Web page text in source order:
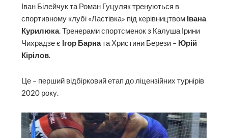
Іван Білейчук та Роман Гуцуляк тренуються в
спортивному клубі «Ластівка» під керівництвом Івана
Курилюка. Тренерами спортсменок з Калуша Ірини
Чихрадзе є Ігор Барната Христини Берези – Юрій
Кірілов.
Це – перший відбірковий етап до ліцензійних турнірів
2020 року.